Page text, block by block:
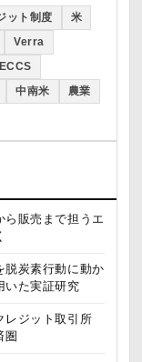
ット制度 米
Verra
中南米 農業
ら販売まで担うエ
脱炭素行動に動か
た実証研究
レジット取引所
圏